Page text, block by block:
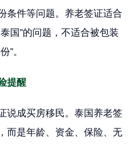
条件等问题。养老签证适合
国”的问题，不适合被包装
”。
提醒
说成买房移民。泰国养老签
而是年龄、资金、保险、无